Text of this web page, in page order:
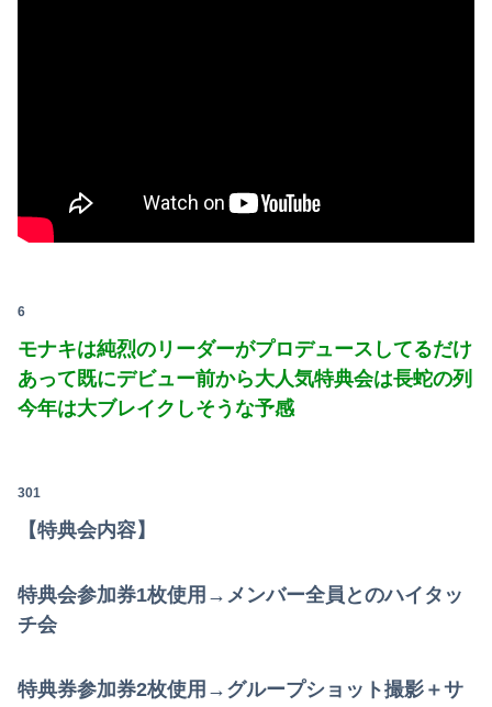
6
モナキは純烈のリーダーがプロデュースしてるだけ
あって既にデビュー前から大人気特典会は長蛇の列
今年は大ブレイクしそうな予感
301
【特典会内容】
特典会参加券1枚使用→メンバー全員とのハイタッ
チ会
特典券参加券2枚使用→グループショット撮影＋サ